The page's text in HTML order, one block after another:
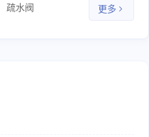
疏水阀
更多